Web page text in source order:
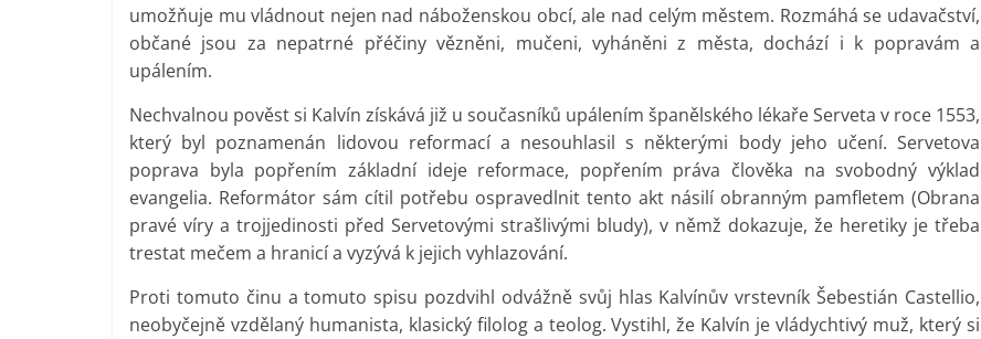
umožňuje mu vládnout nejen nad náboženskou obcí, ale nad celým městem. Rozmáhá se udavačství,
občané jsou za nepatrné přéčiny vězněni, mučeni, vyháněni z města, dochází i k popravám a
upálením.
Nechvalnou pověst si Kalvín získává již u současníků upálením španělského lékaře Serveta v roce 1553,
který byl poznamenán lidovou reformací a nesouhlasil s některými body jeho učení. Servetova
poprava byla popřením základní ideje reformace, popřením práva člověka na svobodný výklad
evangelia. Reformátor sám cítil potřebu ospravedlnit tento akt násilí obranným pamfletem (Obrana
pravé víry a trojjedinosti před Servetovými strašlivými bludy), v němž dokazuje, že heretiky je třeba
trestat mečem a hranicí a vyzývá k jejich vyhlazování.
Proti tomuto činu a tomuto spisu pozdvihl odvážně svůj hlas Kalvínův vrstevník Šebestián Castellio,
neobyčejně vzdělaný humanista, klasický filolog a teolog. Vystihl, že Kalvín je vládychtivý muž, který si